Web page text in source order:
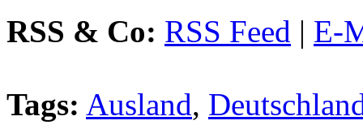
RSS & Co: RSS Feed | E-
Tags: Ausland,